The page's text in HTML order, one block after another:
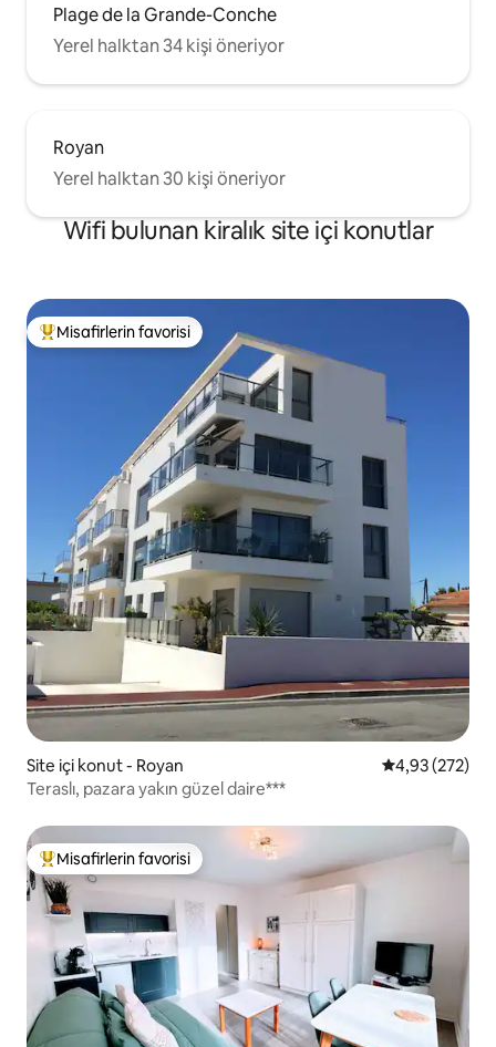
Plage de la Grande-Conche
Yerel halktan 34 kişi öneriyor
Royan
Yerel halktan 30 kişi öneriyor
Wifi bulunan kiralık site içi konutlar
Misafirlerin favorilerinden en beğenilenler arasında
Misafirlerin favorisi
Site içi konut - Royan 5 üzerinden
4,93 (272)
Teraslı, pazara yakın güzel daire***
Misafirlerin favorilerinden en beğenilenler arasında
Misafirlerin favorisi